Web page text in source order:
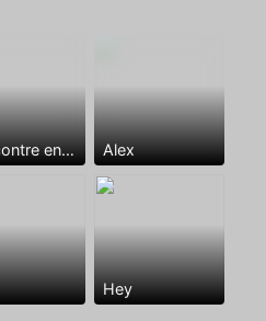
Rencontre entre mecs Alex
Hey